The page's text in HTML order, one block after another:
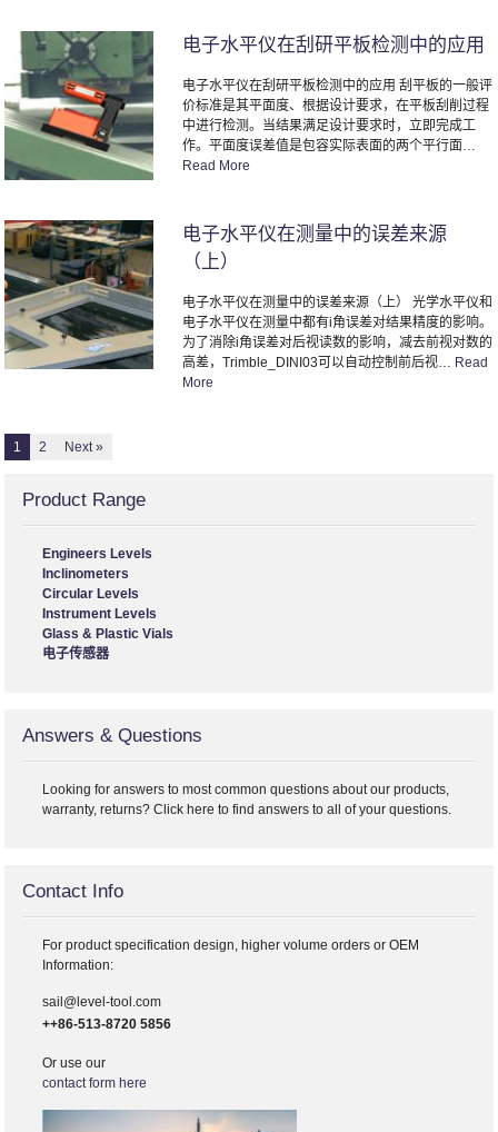
电子水平仪在刮研平板检测中的应用
电子水平仪在刮研平板检测中的应用 刮平板的一般评
价标准是其平面度、根据设计要求，在平板刮削过程
中进行检测。当结果满足设计要求时，立即完成工
作。平面度误差值是包容实际表面的两个平行面…
Read More
电子水平仪在测量中的误差来源
（上）
电子水平仪在测量中的误差来源（上） 光学水平仪和
电子水平仪在测量中都有i角误差对结果精度的影响。
为了消除i角误差对后视读数的影响，减去前视对数的
高差，Trimble_DINI03可以自动控制前后视… Read
More
1 2 Next »
Product Range
Engineers Levels
Inclinometers
Circular Levels
Instrument Levels
Glass & Plastic Vials
电子传感器
Answers & Questions
Looking for answers to most common questions about our products,
warranty, returns? Click here to find answers to all of your questions.
Contact Info
For product specification design, higher volume orders or OEM
Information:
sail@level-tool.com
++86-513-8720 5856
Or use our
contact form here